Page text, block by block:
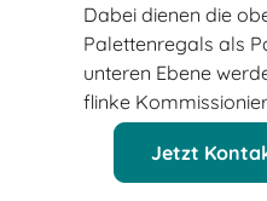
Dabei dienen die
Palettenregals als
unteren Ebene
flinke
Jetzt